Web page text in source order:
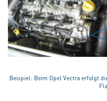
Beispiel: Beim Opel Vectra erfolgt